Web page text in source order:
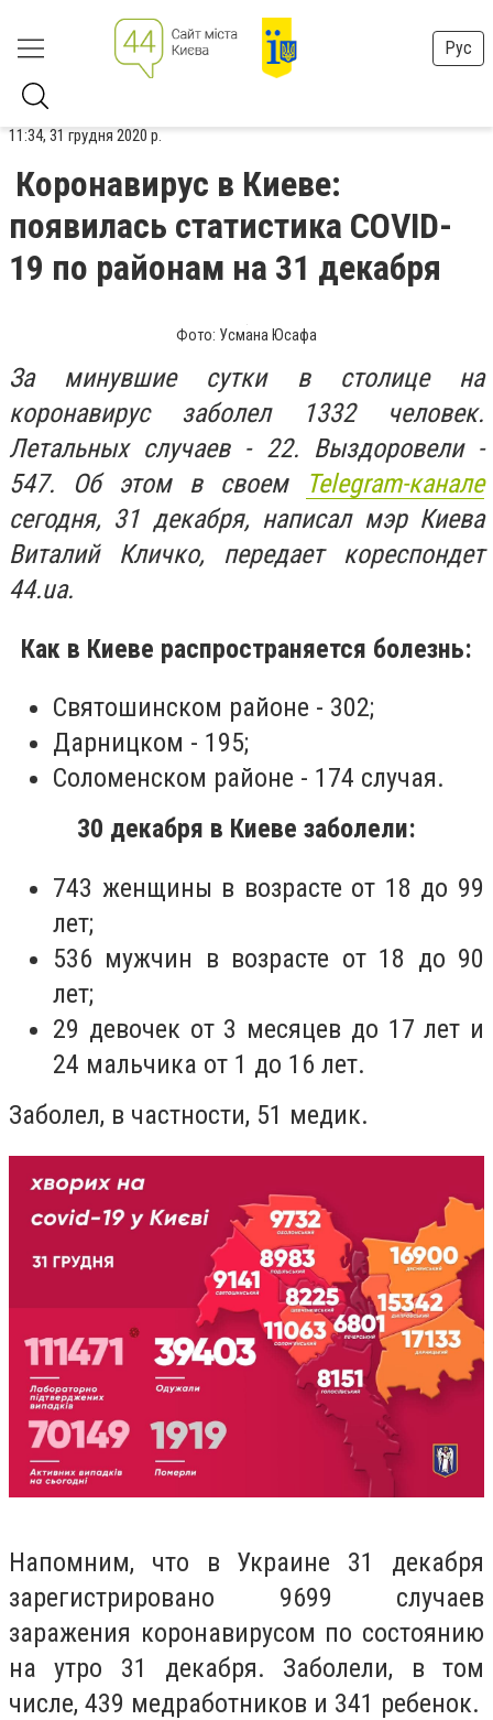
Рус
11:34, 31 грудня 2020 р.
Коронавирус в Киеве:
появилась статистика COVID-
19 по районам на 31 декабря
Фото: Усмана Юсафа
За минувшие сутки в столице на
коронавирус заболел 1332 человек.
Летальных случаев - 22. Выздоровели -
547. Об этом в своем
Telegram-канале
сегодня, 31 декабря, написал мэр Киева
Виталий Кличко, передает кореспондет
44.ua.
Как в Киеве распространяется болезнь:
Святошинском районе - 302;
Дарницком - 195;
Соломенском районе - 174 случая.
30 декабря в Киеве заболели:
743 женщины в возрасте от 18 до 99
лет;
536 мужчин в возрасте от 18 до 90
лет;
29 девочек от 3 месяцев до 17 лет и
24 мальчика от 1 до 16 лет.
Заболел, в частности, 51 медик.
Напомним, что в Украине 31 декабря
зарегистрировано 9699 случаев
заражения коронавирусом по состоянию
на утро 31 декабря. Заболели, в том
числе, 439 медработников и 341 ребенок.